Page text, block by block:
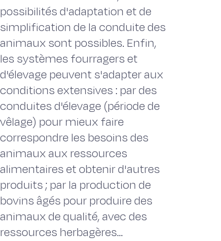
possibilités d'adaptation et de
simplification de la conduite des
animaux sont possibles. Enfin,
les systèmes fourragers et
d'élevage peuvent s'adapter aux
conditions extensives : par des
conduites d'élevage (période de
vêlage) pour mieux faire
correspondre les besoins des
animaux aux ressources
alimentaires et obtenir d'autres
produits ; par la production de
bovins âgés pour produire des
animaux de qualité, avec des
ressources herbagères...